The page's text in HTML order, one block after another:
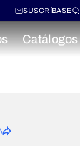
SUSCRÍBASE
Catálogos